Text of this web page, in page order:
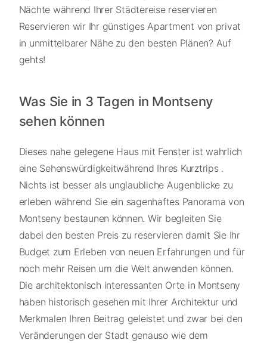
Nächte während Ihrer Städtereise reservieren
Reservieren wir Ihr günstiges Apartment von privat
in unmittelbarer Nähe zu den besten Plänen? Auf
gehts!
Was Sie in 3 Tagen in Montseny
sehen können
Dieses nahe gelegene Haus mit Fenster ist wahrlich
eine Sehenswürdigkeitwährend Ihres Kurztrips .
Nichts ist besser als unglaubliche Augenblicke zu
erleben während Sie ein sagenhaftes Panorama von
Montseny bestaunen können. Wir begleiten Sie
dabei den besten Preis zu reservieren damit Sie Ihr
Budget zum Erleben von neuen Erfahrungen und für
noch mehr Reisen um die Welt anwenden können.
Die architektonisch interessanten Orte in Montseny
haben historisch gesehen mit Ihrer Architektur und
Merkmalen Ihren Beitrag geleistet und zwar bei den
Veränderungen der Stadt genauso wie dem